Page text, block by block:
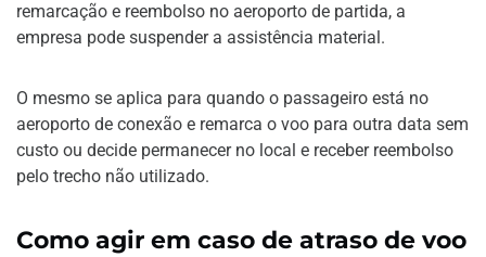
remarcação e reembolso no aeroporto de partida, a
empresa pode suspender a assistência material.
O mesmo se aplica para quando o passageiro está no
aeroporto de conexão e remarca o voo para outra data sem
custo ou decide permanecer no local e receber reembolso
pelo trecho não utilizado.
Como agir em caso de atraso de voo